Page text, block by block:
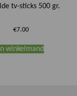
tv-sticks 500 gr.
€7.00
In winkelmand